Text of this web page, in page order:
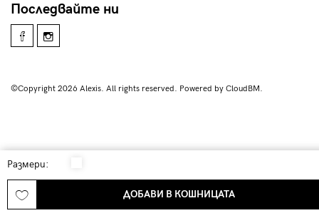
Размери:
ДОБАВИ В КОШНИЦАТА
Последвайте ни
©Copyright 2026 Alexis. All rights reserved. Powered by CloudBM.